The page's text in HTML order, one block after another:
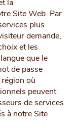
la
Site Web. Par
plus
demande,
et les
que le
de passe
où
peuvent
de services
à notre Site